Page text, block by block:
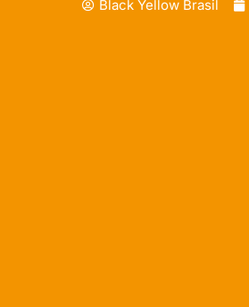
Black Yellow Brasil